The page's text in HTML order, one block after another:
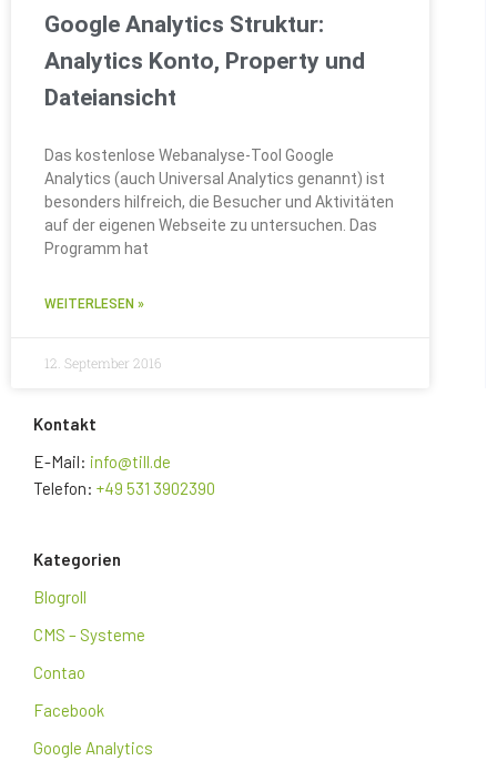
Google Analytics Struktur:
Analytics Konto, Property und
Dateiansicht
Das kostenlose Webanalyse-Tool Google
Analytics (auch Universal Analytics genannt) ist
besonders hilfreich, die Besucher und Aktivitäten
auf der eigenen Webseite zu untersuchen. Das
Programm hat
WEITERLESEN »
12. September 2016
Kontakt
E-Mail: info@till.de
Telefon: +49 531 3902390
Kategorien
Blogroll
CMS – Systeme
Contao
Facebook
Google Analytics